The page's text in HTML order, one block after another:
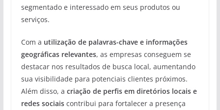
segmentado e interessado em seus produtos ou
serviços.
Com a utilização de palavras-chave e informações
geográficas relevantes, as empresas conseguem se
destacar nos resultados de busca local, aumentando
sua visibilidade para potenciais clientes próximos.
Além disso, a criação de perfis em diretórios locais e
redes sociaiscontribui para fortalecer a presença